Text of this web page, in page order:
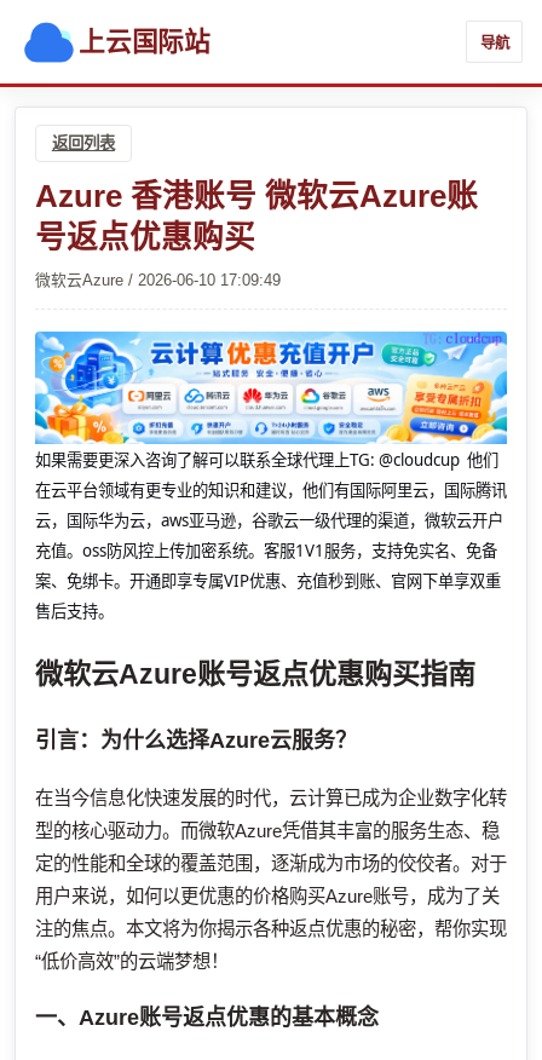
上云国际站 导航
返回列表
Azure 香港账号 微软云Azure账
号返点优惠购买
微软云Azure / 2026-06-10 17:09:49
如果需要更深入咨询了解可以联系全球代理上TG: @cloudcup 他们
在云平台领域有更专业的知识和建议，他们有国际阿里云，国际腾讯
云，国际华为云，aws亚马逊，谷歌云一级代理的渠道，微软云开户
充值。oss防风控上传加密系统。客服1V1服务，支持免实名、免备
案、免绑卡。开通即享专属VIP优惠、充值秒到账、官网下单享双重
售后支持。
微软云Azure账号返点优惠购买指南
引言：为什么选择Azure云服务？
在当今信息化快速发展的时代，云计算已成为企业数字化转
型的核心驱动力。而微软Azure凭借其丰富的服务生态、稳
定的性能和全球的覆盖范围，逐渐成为市场的佼佼者。对于
用户来说，如何以更优惠的价格购买Azure账号，成为了关
注的焦点。本文将为你揭示各种返点优惠的秘密，帮你实现
“低价高效”的云端梦想！
一、Azure账号返点优惠的基本概念